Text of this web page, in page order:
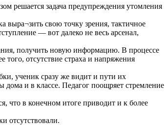
решается задача предупреждения утомления
выра¬зить свою точку зрения, тактичное
— вот далеко не весь арсенал,
получить новую информацию. В процессе
того, отсутствие страха и напряжения
ученик сразу же видит и пути их
дома и в классе. Педагог поощряет стремление
что в конечном итоге приводит и к более
отсутствовали.